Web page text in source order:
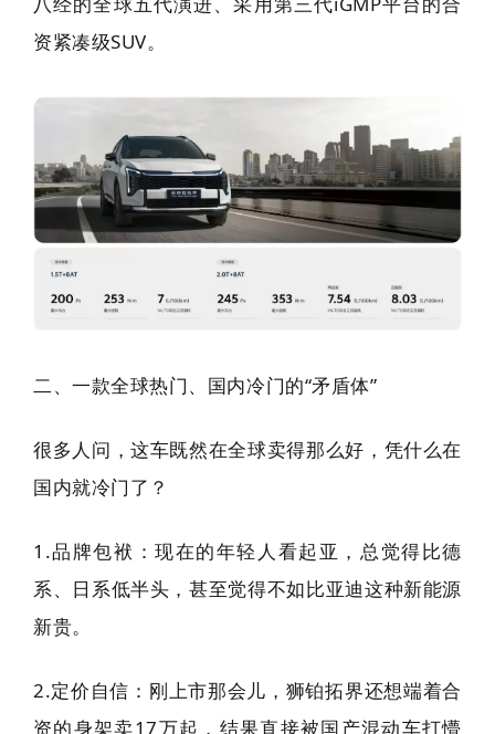
资紧凑级SUV。
二、一款全球热门、国内冷门的“矛盾体”
很多人问，这车既然在全球卖得那么好，凭什么在
国内就冷门了？
1.品牌包袱：现在的年轻人看起亚，总觉得比德
系、日系低半头，甚至觉得不如比亚迪这种新能源
新贵。
2.定价自信：刚上市那会儿，狮铂拓界还想端着合
资的身架卖17万起，结果直接被国产混动车打懵